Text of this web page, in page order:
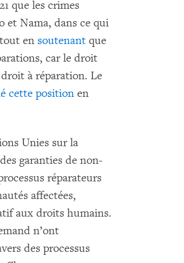
que les crimes
et Nama, dans ce qui
en soutenant que
car le droit
à réparation. Le
cette position en
Unies sur la
garanties de non-
réparateurs
affectées,
aux droits humains.
n’ont
des processus